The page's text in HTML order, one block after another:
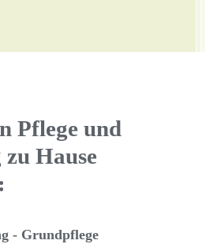
Pflege und
Hause
- Grundpflege